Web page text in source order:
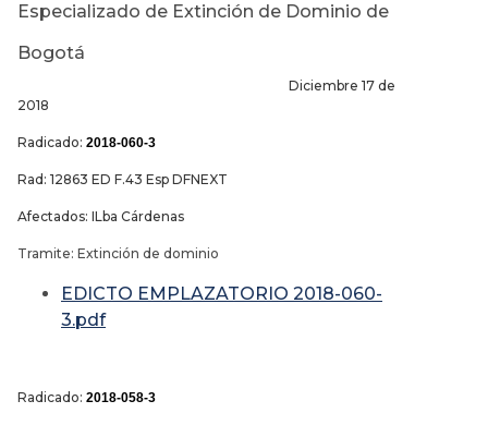
Especializado de Extinción de Dominio de
Bogotá
Diciembre 17 de
2018
Radicado: 2018-060-3
Rad: 12863 ED F.43 Esp DFNEXT
Afectados: ILba Cárdenas
Tramite: Extinción de dominio
EDICTO EMPLAZATORIO 2018-060-
3.pdf
Radicado: 2018-058-3